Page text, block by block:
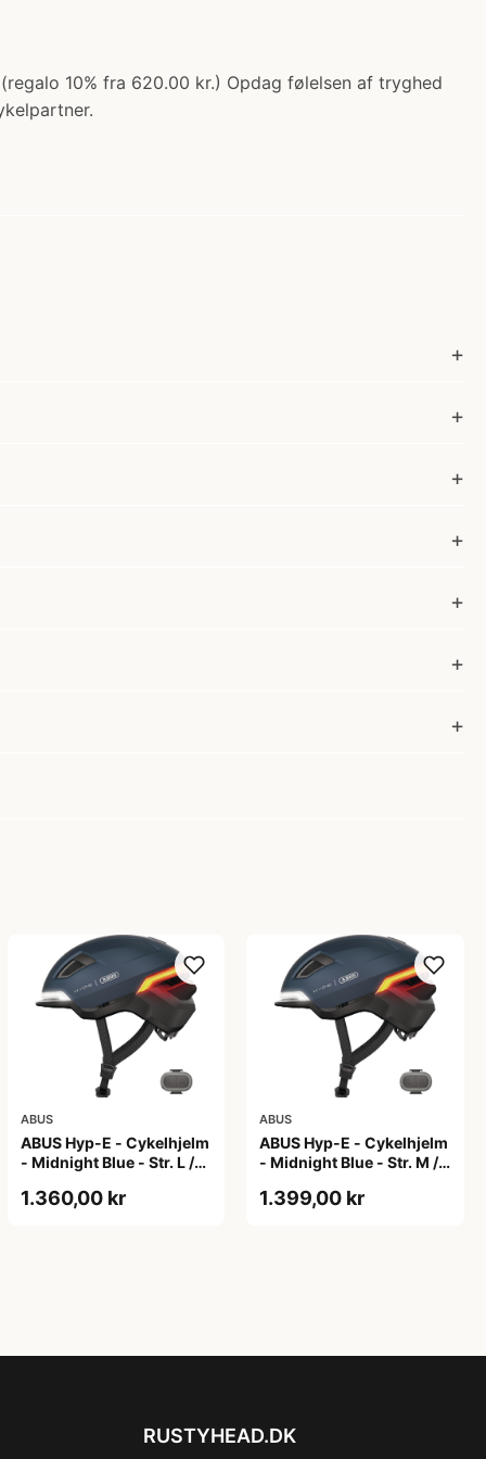
10% fra 620.00 kr.) Opdag følelsen af tryghed
ABUS
ABUS Hyp-E - Cykelhjelm
- Midnight Blue - Str. L /
1.360,00 kr
ABUS
ABUS Hyp-E - Cykelhjelm
- Midnight Blue - Str. M /
1.399,00 kr
RUSTYHEAD.DK